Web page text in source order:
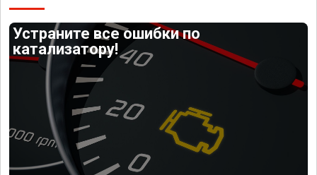
Устраните все ошибки по
катализатору!